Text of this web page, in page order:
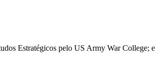
Estratégicos pelo US Army War